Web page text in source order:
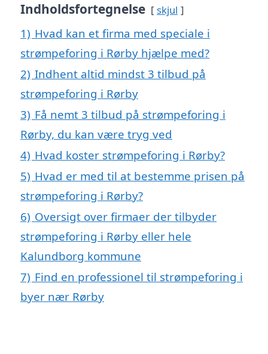
Indholdsfortegnelse skjul
1) Hvad kan et firma med speciale i
strømpeforing i Rørby hjælpe med?
2) Indhent altid mindst 3 tilbud på
strømpeforing i Rørby
3) Få nemt 3 tilbud på strømpeforing i
Rørby, du kan være tryg ved
4) Hvad koster strømpeforing i Rørby?
5) Hvad er med til at bestemme prisen på
strømpeforing i Rørby?
6) Oversigt over firmaer der tilbyder
strømpeforing i Rørby eller hele
Kalundborg kommune
7) Find en professionel til strømpeforing i
byer nær Rørby